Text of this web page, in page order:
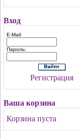
Вход
E-Mail:
Пароль:
Регистрация
Ваша корзина
Корзина пуста